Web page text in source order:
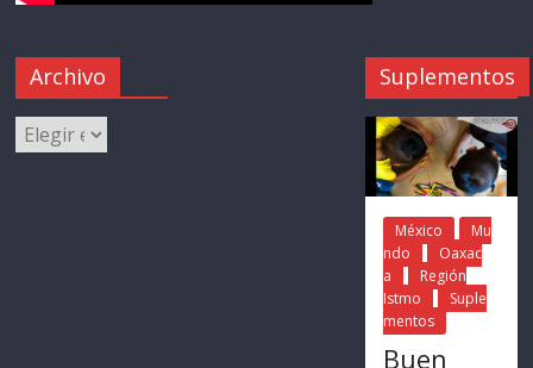
Archivo Suplementos
México
Mu
ndo
Oaxac
a
Región
Istmo
Suple
mentos
Buen